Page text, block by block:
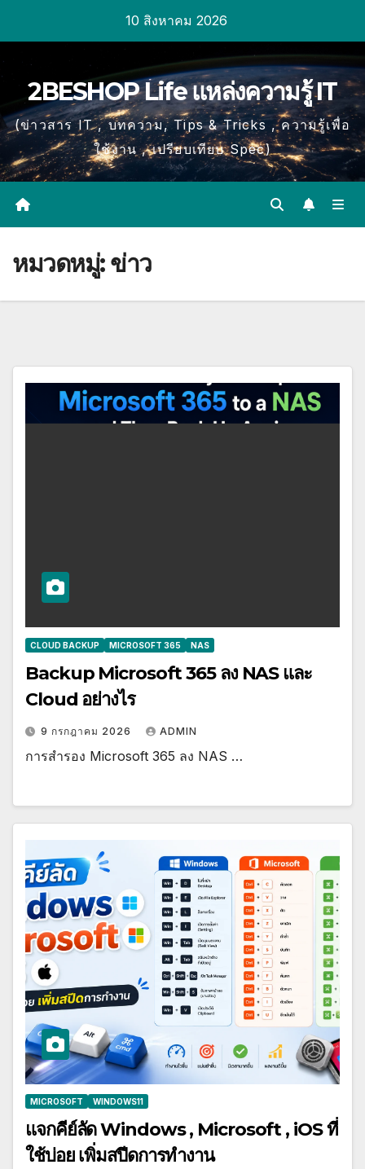
content
10 สิงหาคม 2026
2BESHOP Life แหล่งความรู้ IT
(ข่าวสาร IT , บทความ, Tips & Tricks , ความรู้เพื่อ
ใช้งาน , เปรียบเทียบ Spec)
หมวดหมู่:ข่าว
CLOUD BACKUP MICROSOFT 365 NAS
Backup Microsoft 365 ลง NAS และ
Cloud อย่างไร
9 กรกฎาคม 2026 ADMIN
การสำรอง Microsoft 365 ลง NAS …
MICROSOFT WINDOWS11
แจกคีย์ลัด Windows , Microsoft , iOS ที่
ใช้บ่อย เพิ่มสปีดการทำงาน